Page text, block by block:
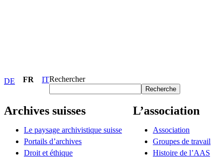
DE FR ITRechercher
Recherche
Archives suisses
Le paysage archivistique suisse
Portails d’archives
Droit et éthique
L’association
Association
Groupes de travail
Histoire de l’AAS